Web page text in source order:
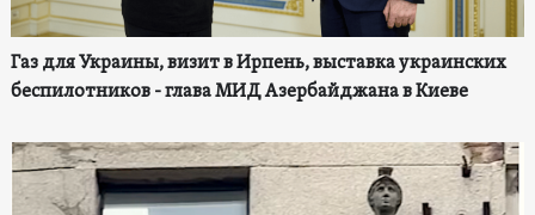
Газ для Украины, визит в Ирпень, выставка украинских
беспилотников - глава МИД Азербайджана в Киеве